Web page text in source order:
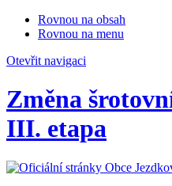
Rovnou na obsah
Rovnou na menu
Otevřit navigaci
Změna
III. etapa